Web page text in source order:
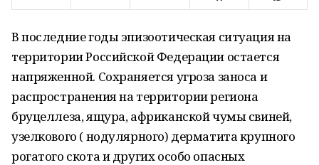
В последние годы эпизоотическая ситуация на
территории Российской Федерации остается
напряженной. Сохраняется угроза заноса и
распространения на территории региона
бруцеллеза, ящура, африканской чумы свиней,
узелкового ( нодулярного) дерматита крупного
рогатого скота и других особо опасных